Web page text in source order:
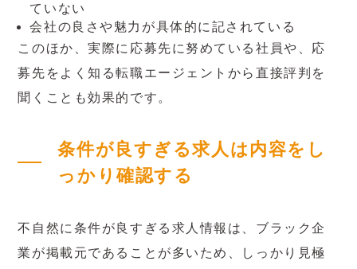
ていない
会社の良さや魅力が具体的に記されている
このほか、実際に応募先に努めている社員や、応
募先をよく知る転職エージェントから直接評判を
聞くことも効果的です。
条件が良すぎる求人は内容をし
っかり確認する
不自然に条件が良すぎる求人情報は、ブラック企
業が掲載元であることが多いため、しっかり見極